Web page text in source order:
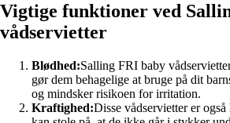
Vigtige funktioner ved
vådservietter
Blødhed:Salling FRI baby
gør dem behagelige at bruge på dit
og mindsker risikoen for irritation.
Kraftighed:Disse vådservietter er